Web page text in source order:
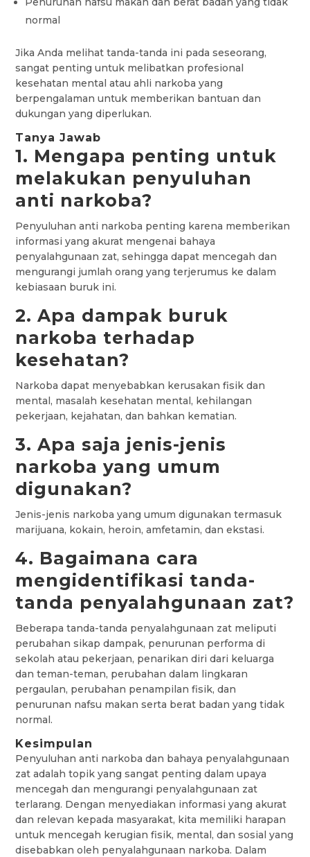
normal
Jika Anda melihat tanda-tanda ini pada seseorang,
sangat penting untuk melibatkan profesional
kesehatan mental atau ahli narkoba yang
berpengalaman untuk memberikan bantuan dan
dukungan yang diperlukan.
Tanya Jawab
1. Mengapa penting untuk
melakukan penyuluhan
anti narkoba?
Penyuluhan anti narkoba penting karena memberikan
informasi yang akurat mengenai bahaya
penyalahgunaan zat, sehingga dapat mencegah dan
mengurangi jumlah orang yang terjerumus ke dalam
kebiasaan buruk ini.
2. Apa dampak buruk
narkoba terhadap
kesehatan?
Narkoba dapat menyebabkan kerusakan fisik dan
mental, masalah kesehatan mental, kehilangan
pekerjaan, kejahatan, dan bahkan kematian.
3. Apa saja jenis-jenis
narkoba yang umum
digunakan?
Jenis-jenis narkoba yang umum digunakan termasuk
marijuana, kokain, heroin, amfetamin, dan ekstasi.
4. Bagaimana cara
mengidentifikasi tanda-
tanda penyalahgunaan zat?
Beberapa tanda-tanda penyalahgunaan zat meliputi
perubahan sikap dampak, penurunan performa di
sekolah atau pekerjaan, penarikan diri dari keluarga
dan teman-teman, perubahan dalam lingkaran
pergaulan, perubahan penampilan fisik, dan
penurunan nafsu makan serta berat badan yang tidak
normal.
Kesimpulan
Penyuluhan anti narkoba dan bahaya penyalahgunaan
zat adalah topik yang sangat penting dalam upaya
mencegah dan mengurangi penyalahgunaan zat
terlarang. Dengan menyediakan informasi yang akurat
dan relevan kepada masyarakat, kita memiliki harapan
untuk mencegah kerugian fisik, mental, dan sosial yang
disebabkan oleh penyalahgunaan narkoba. Dalam